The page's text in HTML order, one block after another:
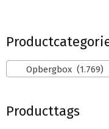
Opbergbox (1.769)
Producttags